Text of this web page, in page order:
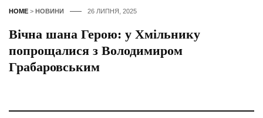
HOME > НОВИНИ 26 ЛИПНЯ, 2025
Вічна шана Герою: у Хмільнику
попрощалися з Володимиром
Грабаровським